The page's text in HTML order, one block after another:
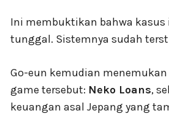
Ini membuktikan bahwa
tunggal. Sistemnya sudah
Go-eun kemudian
game tersebut: Neko Loans,
keuangan asal Jepang yang